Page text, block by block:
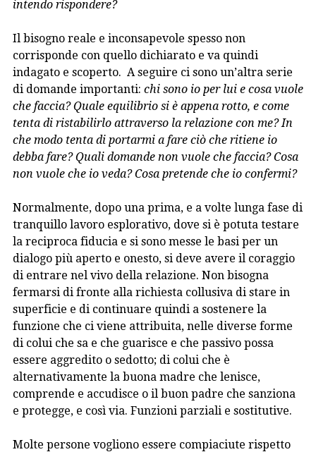
intendo rispondere?
Il bisogno reale e inconsapevole spesso non
corrisponde con quello dichiarato e va quindi
indagato e scoperto. A seguire ci sono un’altra serie
di domande importanti: chi sono io per lui e cosa vuole
che faccia? Quale equilibrio si è appena rotto, e come
tenta di ristabilirlo attraverso la relazione con me? In
che modo tenta di portarmi a fare ciò che ritiene io
debba fare? Quali domande non vuole che faccia? Cosa
non vuole che io veda? Cosa pretende che io confermi?
Normalmente, dopo una prima, e a volte lunga fase di
tranquillo lavoro esplorativo, dove si è potuta testare
la reciproca fiducia e si sono messe le basi per un
dialogo più aperto e onesto, si deve avere il coraggio
di entrare nel vivo della relazione. Non bisogna
fermarsi di fronte alla richiesta collusiva di stare in
superficie e di continuare quindi a sostenere la
funzione che ci viene attribuita, nelle diverse forme
di colui che sa e che guarisce e che passivo possa
essere aggredito o sedotto; di colui che è
alternativamente la buona madre che lenisce,
comprende e accudisce o il buon padre che sanziona
e protegge, e così via. Funzioni parziali e sostitutive.
Molte persone vogliono essere compiaciute rispetto